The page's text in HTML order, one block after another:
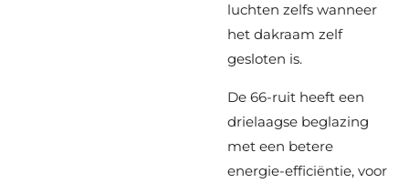
luchten zelfs wanneer
het dakraam zelf
gesloten is.
De 66-ruit heeft een
drielaagse beglazing
met een betere
energie-efficiëntie, voor